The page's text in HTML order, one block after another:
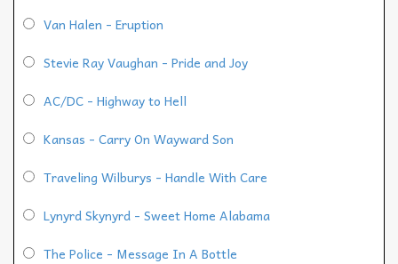
Van Halen - Eruption
Stevie Ray Vaughan - Pride and Joy
AC/DC - Highway to Hell
Kansas - Carry On Wayward Son
Traveling Wilburys - Handle With Care
Lynyrd Skynyrd - Sweet Home Alabama
The Police - Message In A Bottle